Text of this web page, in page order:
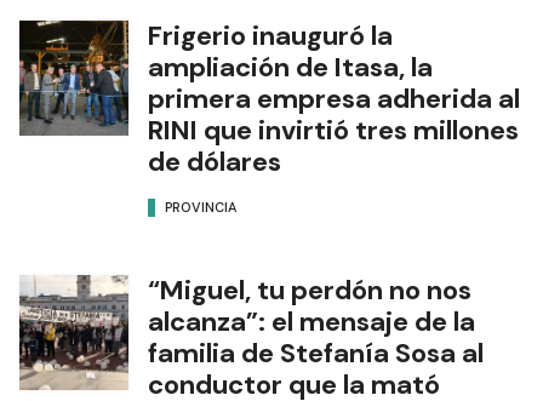
Frigerio inauguró la
ampliación de Itasa, la
primera empresa adherida al
RINI que invirtió tres millones
de dólares
PROVINCIA
“Miguel, tu perdón no nos
alcanza”: el mensaje de la
familia de Stefanía Sosa al
conductor que la mató